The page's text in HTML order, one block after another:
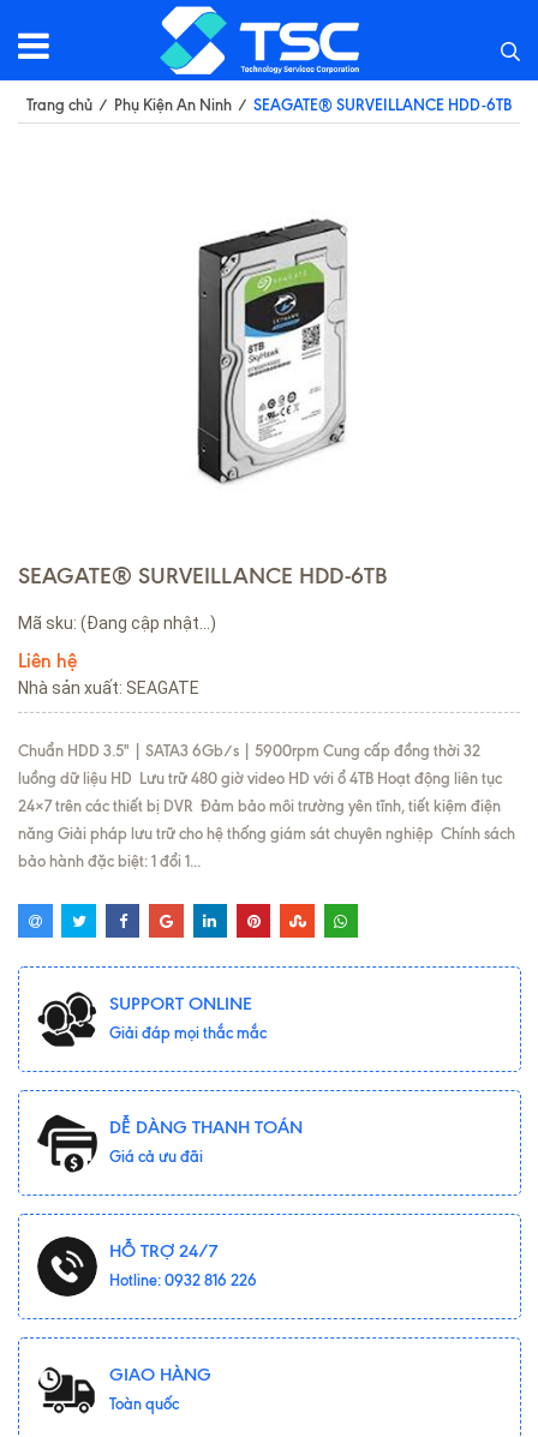
Trang chủ / Phụ Kiện An Ninh / SEAGATE® SURVEILLANCE HDD-6TB
SEAGATE® SURVEILLANCE HDD-6TB
Mã sku: (Đang cập nhật...)
Liên hệ
Nhà sản xuất: SEAGATE
Chuẩn HDD 3.5" | SATA3 6Gb/s | 5900rpm Cung cấp đồng thời 32
luồng dữ liệu HD Lưu trữ 480 giờ video HD với ổ 4TB Hoạt động liên tục
24×7 trên các thiết bị DVR Đảm bảo môi trường yên tĩnh, tiết kiệm điện
năng Giải pháp lưu trữ cho hệ thống giám sát chuyên nghiệp Chính sách
bảo hành đặc biệt: 1 đổi 1...
SUPPORT ONLINE
Giải đáp mọi thắc mắc
DỄ DÀNG THANH TOÁN
Giá cả ưu đãi
HỖ TRỢ 24/7
Hotline: 0932 816 226
GIAO HÀNG
Toàn quốc